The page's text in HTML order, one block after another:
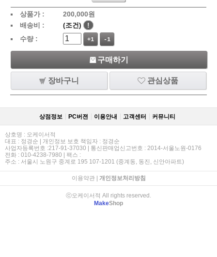
상품가 : 200,000원
배송비 :
(조건)
!
수량 :
+1 -1
구매하기
장바구니 관심상품
상점정보 PC버젼 이용안내 고객센터 커뮤니티
상호명 : 오케이서적
대표 : 정경순 | 개인정보 보호 책임자 : 정경순
사업자등록번호 :217-91-37030 | 통신판매업신고번호 : 2014-서울노원-0176
전화 : 010-4238-7980 | 팩스 :
주소 : 서울시 노원구 중계로 195 107-1201 (중계동, 동진, 신안아파트)
이용약관| 개인정보처리방침
ⓒ오케이서적 All rights reserved.
MakeShop